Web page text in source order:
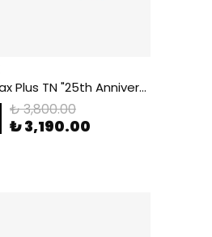
Air Max Plus TN "25th Anniversary"
₺ 3,800.00
₺ 3,190.00